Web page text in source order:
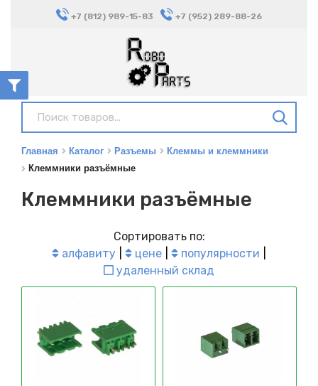
+7 (812) 989-15-83 +7 (952) 289-88-26
Главная Каталог Разъемы
Клеммы и клеммники
Клеммники разъёмные
Клеммники разъёмные
Сортировать по:
алфавиту
цене
популярности
удаленный склад